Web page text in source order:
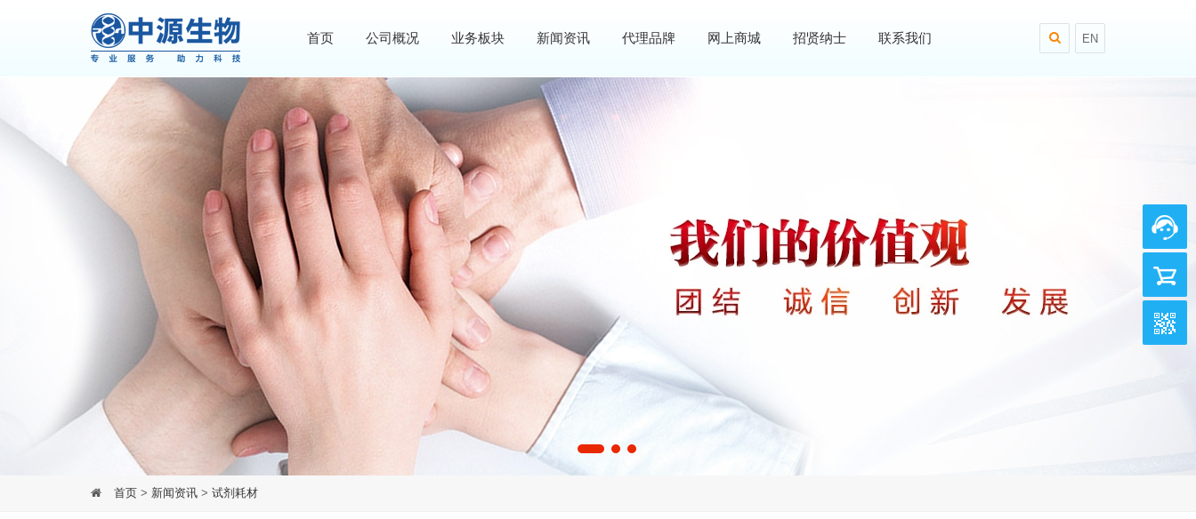
首页 公司概况 业务板块 新闻资讯 代理品牌 网上商城 招贤纳士 联系我们 EN
首页 > 新闻资讯 > 试剂耗材